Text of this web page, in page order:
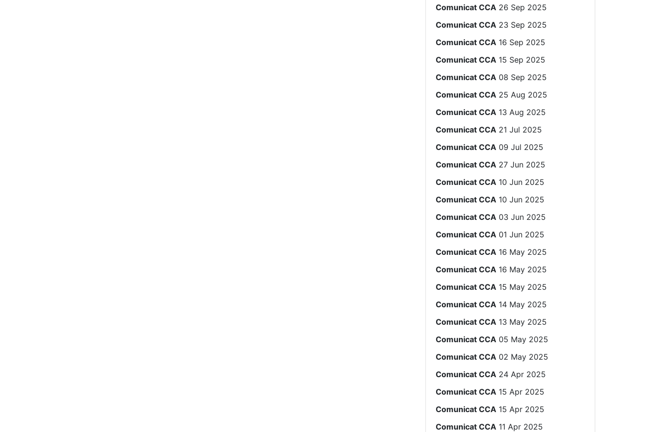
Comunicat CCA 26 Sep 2025
Comunicat CCA 23 Sep 2025
Comunicat CCA 16 Sep 2025
Comunicat CCA 15 Sep 2025
Comunicat CCA 08 Sep 2025
Comunicat CCA 25 Aug 2025
Comunicat CCA 13 Aug 2025
Comunicat CCA 21 Jul 2025
Comunicat CCA 09 Jul 2025
Comunicat CCA 27 Jun 2025
Comunicat CCA 10 Jun 2025
Comunicat CCA 10 Jun 2025
Comunicat CCA 03 Jun 2025
Comunicat CCA 01 Jun 2025
Comunicat CCA 16 May 2025
Comunicat CCA 16 May 2025
Comunicat CCA 15 May 2025
Comunicat CCA 14 May 2025
Comunicat CCA 13 May 2025
Comunicat CCA 05 May 2025
Comunicat CCA 02 May 2025
Comunicat CCA 24 Apr 2025
Comunicat CCA 15 Apr 2025
Comunicat CCA 15 Apr 2025
Comunicat CCA 11 Apr 2025